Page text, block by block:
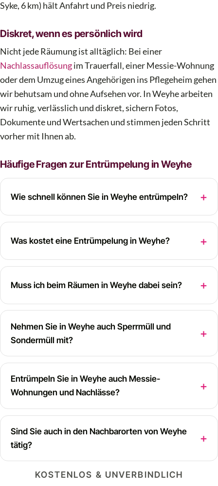
Syke, 6 km) hält Anfahrt und Preis niedrig.
Diskret, wenn es persönlich wird
Nicht jede Räumung ist alltäglich: Bei einer
Nachlassauflösungim Trauerfall, einer Messie-Wohnung
oder dem Umzug eines Angehörigen ins Pflegeheim gehen
wir behutsam und ohne Aufsehen vor. In Weyhe arbeiten
wir ruhig, verlässlich und diskret, sichern Fotos,
Dokumente und Wertsachen und stimmen jeden Schritt
vorher mit Ihnen ab.
Häufige Fragen zur Entrümpelung in Weyhe
Wie schnell können Sie in Weyhe entrümpeln?
Was kostet eine Entrümpelung in Weyhe?
Muss ich beim Räumen in Weyhe dabei sein?
Nehmen Sie in Weyhe auch Sperrmüll und
Sondermüll mit?
Entrümpeln Sie in Weyhe auch Messie-
Wohnungen und Nachlässe?
Sind Sie auch in den Nachbarorten von Weyhe
tätig?
KOSTENLOS & UNVERBINDLICH